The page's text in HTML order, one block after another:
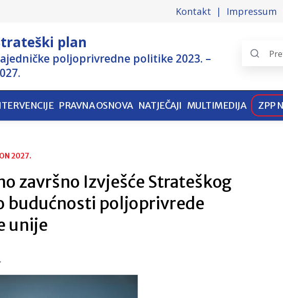
Kontakt Impressum
plan
poljoprivredne politike 2023. –
Search
pages
PRAVNA OSNOVA NATJEČAJI MULTIMEDIJA ZPP
2027.
završno Izvješće Strateškog
budućnosti poljoprivrede
unije